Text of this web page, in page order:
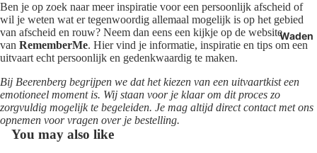
Waden
Ben je op zoek naar meer inspiratie voor een persoonlijk afscheid of
wil je weten wat er tegenwoordig allemaal mogelijk is op het gebied
van afscheid en rouw? Neem dan eens een kijkje op de website
van RememberMe. Hier vind je informatie, inspiratie en tips om een
uitvaart echt persoonlijk en gedenkwaardig te maken.
Bij Beerenberg begrijpen we dat het kiezen van een uitvaartkist een
emotioneel moment is. Wij staan voor je klaar om dit proces zo
zorgvuldig mogelijk te begeleiden. Je mag altijd direct contact met ons
opnemen voor vragen over je bestelling.
You may also like